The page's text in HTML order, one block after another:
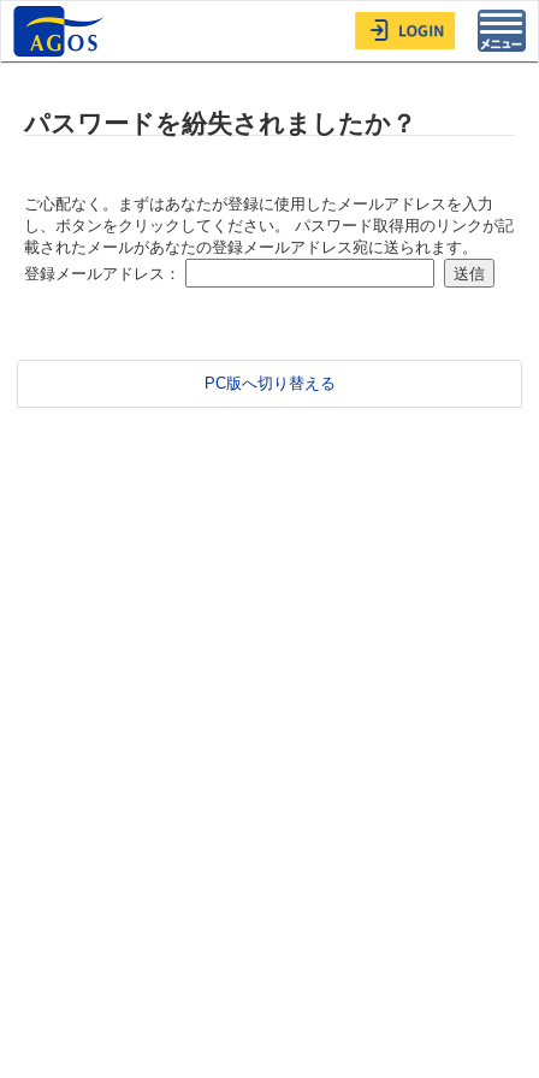
パスワードを紛失されましたか？
ご心配なく。まずはあなたが登録に使用したメールアドレスを入力
し、ボタンをクリックしてください。 パスワード取得用のリンクが記
載されたメールがあなたの登録メールアドレス宛に送られます。
登録メールアドレス：
PC版へ切り替える